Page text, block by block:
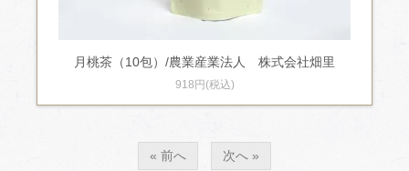
月桃茶（10包）/農業産業法人 株式会社畑里
918円(税込)
« 前へ 次へ »